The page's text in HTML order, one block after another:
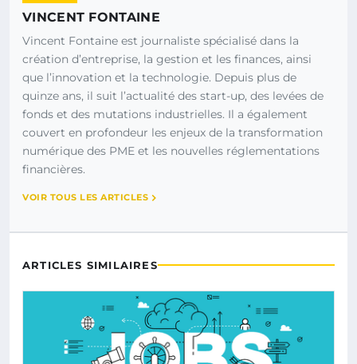
VINCENT FONTAINE
Vincent Fontaine est journaliste spécialisé dans la
création d’entreprise, la gestion et les finances, ainsi
que l’innovation et la technologie. Depuis plus de
quinze ans, il suit l’actualité des start-up, des levées de
fonds et des mutations industrielles. Il a également
couvert en profondeur les enjeux de la transformation
numérique des PME et les nouvelles réglementations
financières.
VOIR TOUS LES ARTICLES
ARTICLES SIMILAIRES